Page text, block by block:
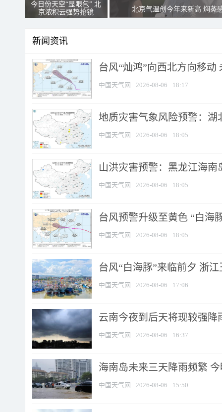
今日份天空“显眼包” 北
京浓积云强势抢镜
北京气温创今年来新高 焖蒸
新闻资讯
台风“灿鸿”向西北方向移动
中国天气网 2026-08-06 18:17
地质灾害气象风险预警：湖
中国天气网 2026-08-06 18:05
山洪灾害预警：黑龙江海
中国天气网 2026-08-06 18:05
台风预警升级至黄色 “白海
中国天气网 2026-08-06 18:05
台风“白海豚”来临前夕 浙
中国天气网 2026-08-06 17:06
云南今夜到后天将现较强降
中国天气网 2026-08-06 16:37
海南岛未来三天降雨频繁
中国天气网 2026-08-06 15:50